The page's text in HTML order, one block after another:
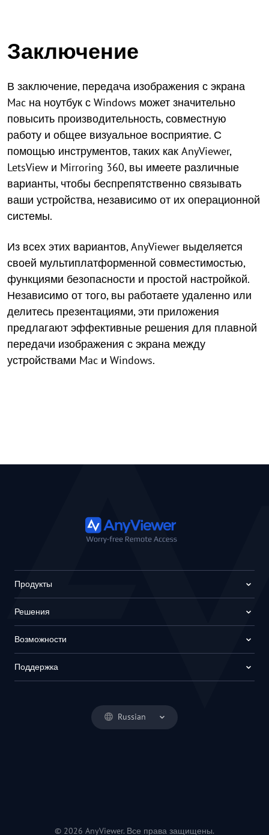
Заключение
В заключение, передача изображения с экрана
Mac на ноутбук с Windows может значительно
повысить производительность, совместную
работу и общее визуальное восприятие. С
помощью инструментов, таких как AnyViewer,
LetsView и Mirroring 360, вы имеете различные
варианты, чтобы беспрепятственно связывать
ваши устройства, независимо от их операционной
системы.
Из всех этих вариантов, AnyViewer выделяется
своей мультиплатформенной совместимостью,
функциями безопасности и простой настройкой.
Независимо от того, вы работаете удаленно или
делитесь презентациями, эти приложения
предлагают эффективные решения для плавной
передачи изображения с экрана между
устройствами Mac и Windows.
Russian
Продукты
Решения
Возможности
Поддержка
© 2026 AnyViewer. Все права защищены.